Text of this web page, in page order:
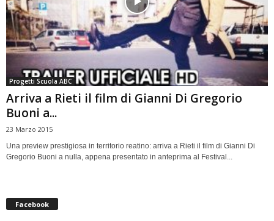
Progetti Scuola ABC
Arriva a Rieti il film di Gianni Di Gregorio
Buoni a...
23 Marzo 2015
Una preview prestigiosa in territorio reatino: arriva a Rieti il film di Gianni Di
Gregorio Buoni a nulla, appena presentato in anteprima al Festival...
Facebook